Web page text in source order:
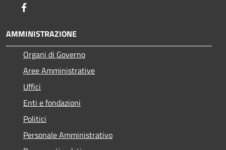
AMMINISTRAZIONE
Organi di Governo
Aree Amministrative
Uffici
Enti e fondazioni
Politici
Personale Amministrativo